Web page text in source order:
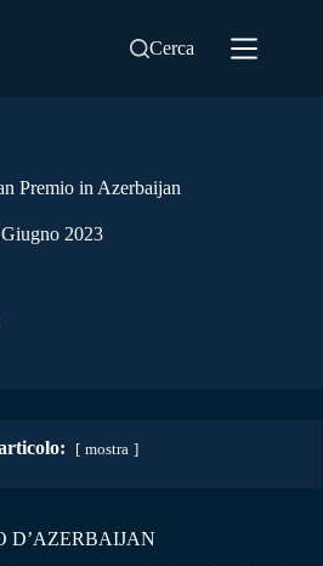
Cerca
Premio in Azerbaijan
2023
mostra
D’AZERBAIJAN